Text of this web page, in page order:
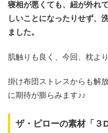
寝相が悪くても、紐が外れ
しいことになったりせず、
ました。
肌触りも良く、今回、枕よ
掛け布団ストレスからも解
に期待が膨らみます♪♪
ザ・ピローの素材「３